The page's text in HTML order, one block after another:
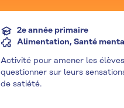
2e année primaire
Alimentation, Santé
Activité pour amener les
questionner sur leurs
de satiété.